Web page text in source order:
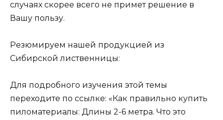
случаях скорее всего не примет решение в
Вашу пользу.
Резюмируем нашей продукцией из
Сибирской лиственницы:
Для подробного изучения этой темы
переходите по ссылке: «Как правильно купить
пиломатериалы: Длины 2-6 метра. Что это